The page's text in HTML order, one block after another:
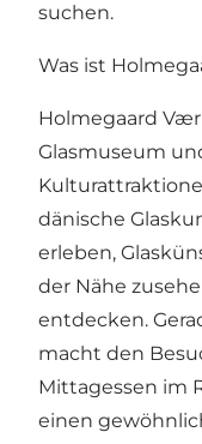
suchen.
Was ist
Holmegaard
Glasmuseum
dänische
erleben,
der Nähe
entdecken.
macht den
Mittagessen im
einen